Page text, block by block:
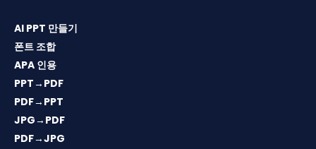
AI PPT 만들기
폰트 조합
APA 인용
PPT→PDF
PDF→PPT
JPG→PDF
PDF→JPG